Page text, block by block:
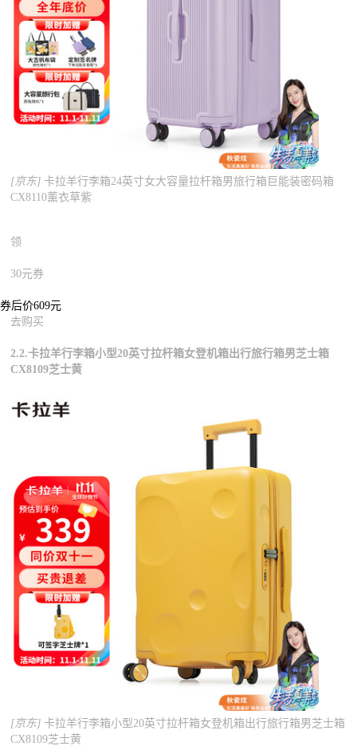
[京东] 卡拉羊行李箱24英寸女大容量拉杆箱男旅行箱巨能装密码箱
CX8110薰衣草紫
领
30元券
券后价609元
去购买
2.2.卡拉羊行李箱小型20英寸拉杆箱女登机箱出行旅行箱男芝士箱
CX8109芝士黄
[京东] 卡拉羊行李箱小型20英寸拉杆箱女登机箱出行旅行箱男芝士箱
CX8109芝士黄